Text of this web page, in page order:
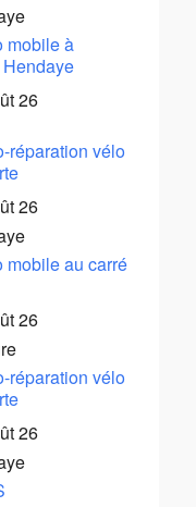
mobile à
26
réparation vélo
26
mobile au carré
26
réparation vélo
26